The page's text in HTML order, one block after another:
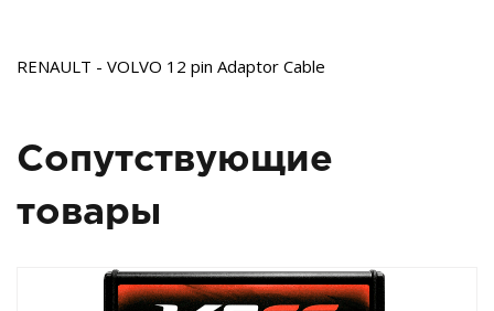
RENAULT - VOLVO 12 pin Adaptor Cable
Сопутствующие
товары